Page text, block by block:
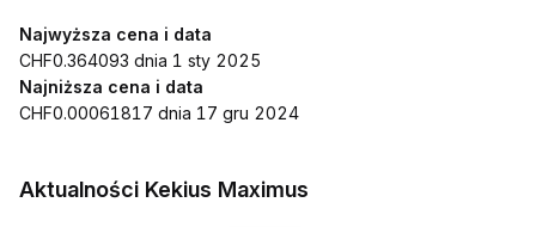
Najwyższa cena i data
CHF0.364093 dnia 1 sty 2025
Najniższa cena i data
CHF0.00061817 dnia 17 gru 2024
Aktualności Kekius Maximus